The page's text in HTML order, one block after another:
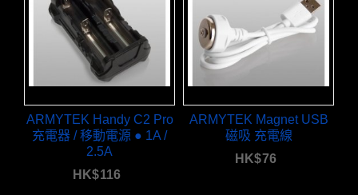
ARMYTEK Handy C2 Pro
充電器 / 移動電源 ● 1A /
2.5A
HK$116
ARMYTEK Magnet USB
磁吸 充電線
HK$76